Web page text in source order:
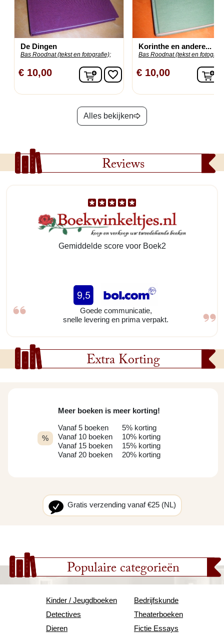
De Dingen
Bas Roodnat (tekst en fotografie);
€ 10,00 In winkelwagen
favorite_border
Korinthe en andere...
Bas Roodnat (tekst en
€ 10,00
Alles bekijken
Reviews
Gemiddelde score voor Boek2
Goede communicatie,
snelle levering en prima verpakt.
Extra Korting
%
Meer boeken is meer korting!
Vanaf 5 boeken
Vanaf 10 boeken
Vanaf 15 boeken
Vanaf 20 boeken
5% korting
10% korting
15% korting
20% korting
Gratis verzending vanaf €25 (NL)
Populaire categorieën
Kinder / Jeugdboeken
Detectives
Dieren
Bedrijfskunde
Theaterboeken
Fictie Essays